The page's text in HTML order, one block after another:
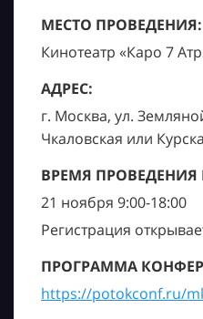
МЕСТО ПРОВЕДЕНИЯ:
Кинотеатр «Каро 7
АДРЕС:
г. Москва, ул.
Чкаловская или
ВРЕМЯ
21 ноября 9:00-18:00
Регистрация
ПРОГРАММА
https://potokconf.ru/